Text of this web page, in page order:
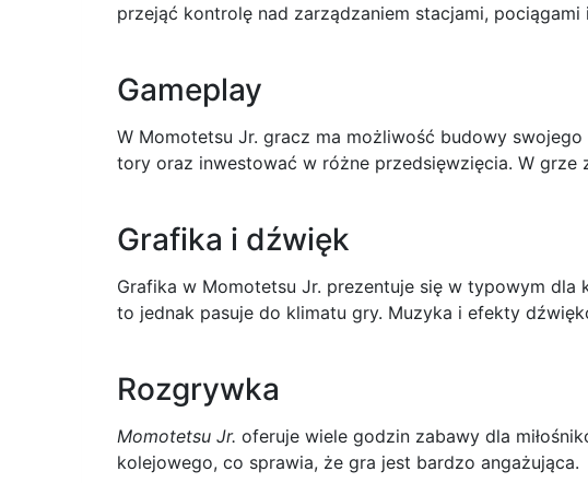
przejąć kontrolę nad zarządzaniem stacjami,
Gameplay
W Momotetsu Jr. gracz ma możliwość budowy
tory oraz inwestować w różne przedsięwzięcia. W
Grafika i dźwięk
Grafika w Momotetsu Jr. prezentuje się w typowym
to jednak pasuje do klimatu gry. Muzyka i efekty
Rozgrywka
Momotetsu Jr. oferuje wiele godzin zabawy dla
kolejowego, co sprawia, że gra jest bardzo angażująca.